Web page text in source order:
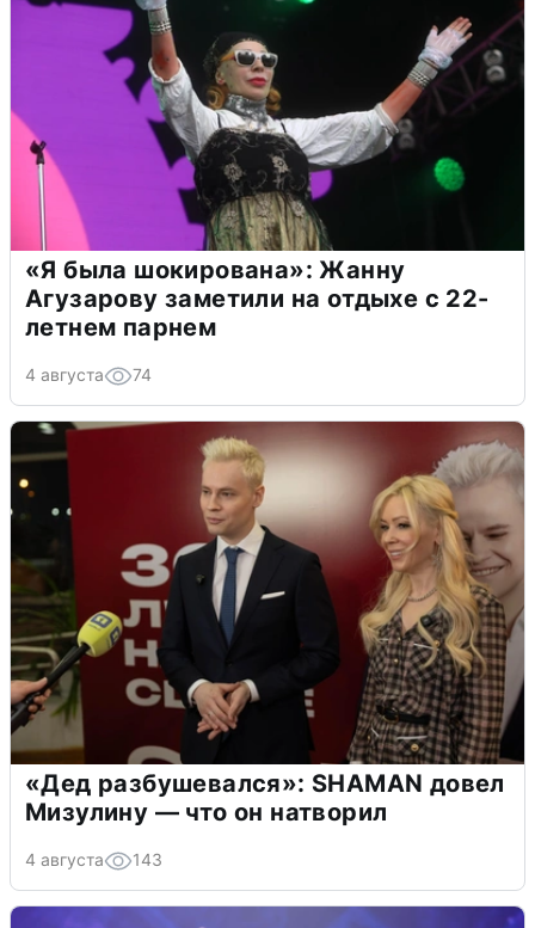
«Я была шокирована»: Жанну
Агузарову заметили на отдыхе с 22-
летнем парнем
4 августа 74
«Дед разбушевался»: SHAMAN довел
Мизулину — что он натворил
4 августа 143